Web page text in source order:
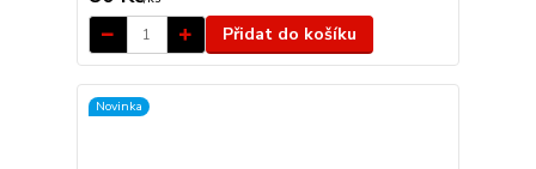
Přidat do košíku
Novinka